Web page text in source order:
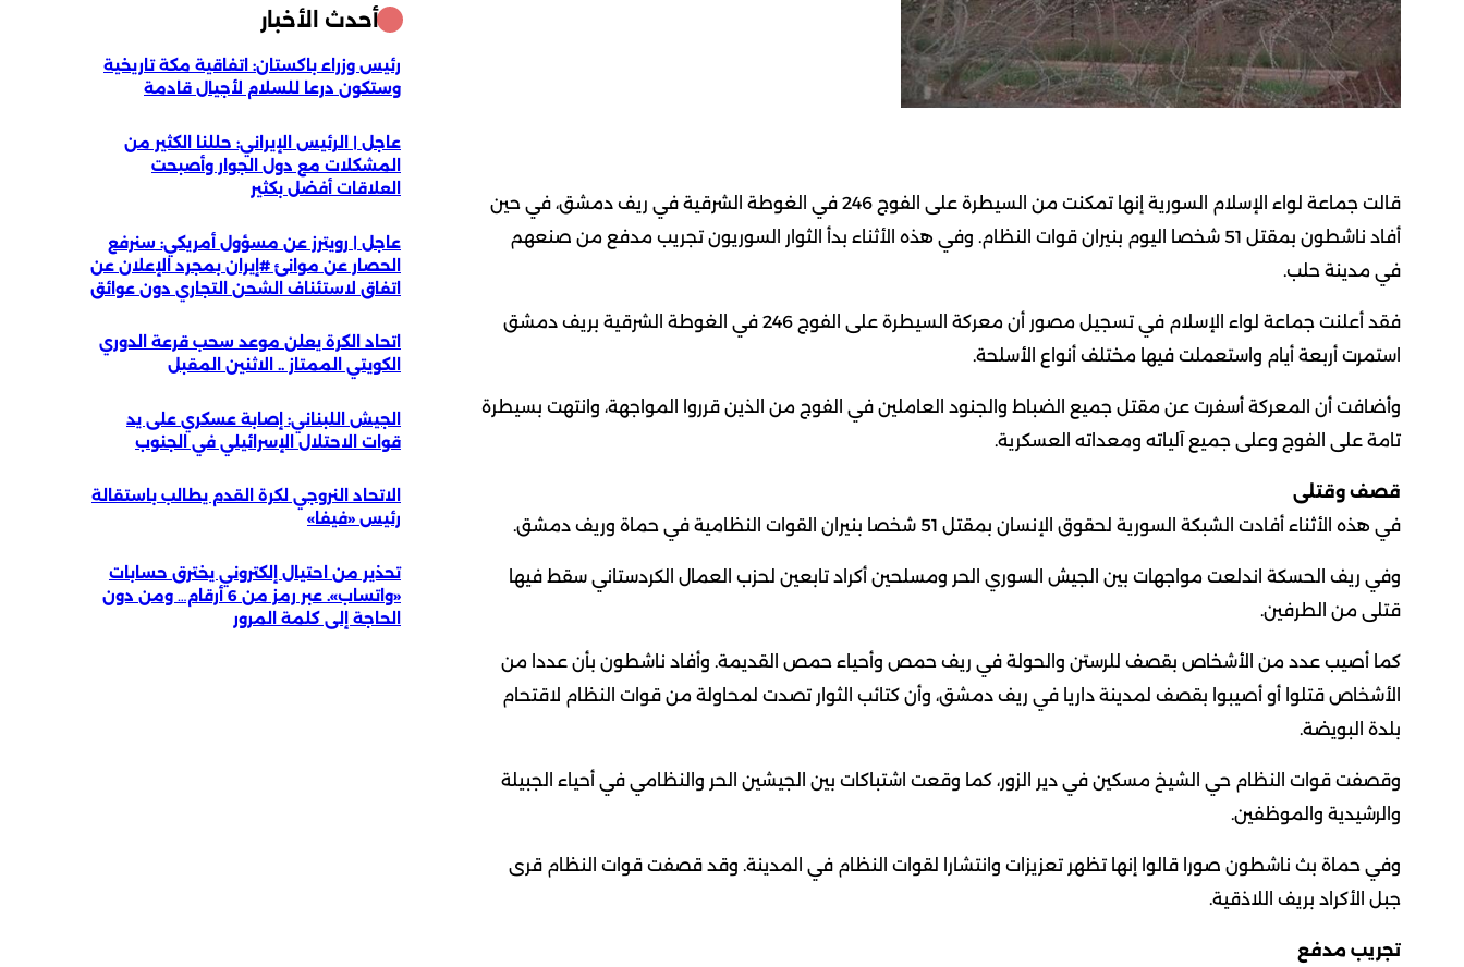
قالت جماعة لواء الإسلام السورية إنها تمكنت من السيطرة على الفوج 246 في الغوطة الشرقية في ريف دمشق، في حين
أفاد ناشطون بمقتل 51 شخصا اليوم بنيران قوات النظام. وفي هذه الأثناء بدأ الثوار السوريون تجريب مدفع من صنعهم
في مدينة حلب.
فقد أعلنت جماعة لواء الإسلام في تسجيل مصور أن معركة السيطرة على الفوج 246 في الغوطة الشرقية بريف دمشق
استمرت أربعة أيام واستعملت فيها مختلف أنواع الأسلحة.
وأضافت أن المعركة أسفرت عن مقتل جميع الضباط والجنود العاملين في الفوج من الذين قرروا المواجهة، وانتهت بسيطرة
تامة على الفوج وعلى جميع آلياته ومعداته العسكرية.
قصف وقتلى
في هذه الأثناء أفادت الشبكة السورية لحقوق الإنسان بمقتل 51 شخصا بنيران القوات النظامية في حماة وريف دمشق.
وفي ريف الحسكة اندلعت مواجهات بين الجيش السوري الحر ومسلحين أكراد تابعين لحزب العمال الكردستاني سقط فيها
قتلى من الطرفين.
كما أصيب عدد من الأشخاص بقصف للرستن والحولة في ريف حمص وأحياء حمص القديمة. وأفاد ناشطون بأن عددا من
الأشخاص قتلوا أو أصيبوا بقصف لمدينة داريا في ريف دمشق، وأن كتائب الثوار تصدت لمحاولة من قوات النظام لاقتحام
بلدة البويضة.
وقصفت قوات النظام حي الشيخ مسكين في دير الزور، كما وقعت اشتباكات بين الجيشين الحر والنظامي في أحياء الجبيلة
والرشيدية والموظفين.
وفي حماة بث ناشطون صورا قالوا إنها تظهر تعزيزات وانتشارا لقوات النظام في المدينة. وقد قصفت قوات النظام قرى
جبل الأكراد بريف اللاذقية.
تجريب مدفع
أحدث الأخبار
رئيس وزراء باكستان: اتفاقية مكة تاريخية
وستكون درعا للسلام لأجيال قادمة
عاجل | الرئيس الإيراني: حللنا الكثير من
المشكلات مع دول الجوار وأصبحت
العلاقات أفضل بكثير
عاجل | رويترز عن مسؤول أمريكي: سنرفع
الحصار عن موانئ #إيران بمجرد الإعلان عن
اتفاق لاستئناف الشحن التجاري دون عوائق
اتحاد الكرة يعلن موعد سحب قرعة الدوري
الكويتي الممتاز .. الاثنين المقبل
الجيش اللبناني: إصابة عسكري على يد
قوات الاحتلال الإسرائيلي في الجنوب
الاتحاد النروجي لكرة القدم يطالب باستقالة
رئيس «فيفا»
تحذير من احتيال إلكتروني يخترق حسابات
«واتساب». عبر رمز من 6 أرقام… ومن دون
الحاجة إلى كلمة المرور